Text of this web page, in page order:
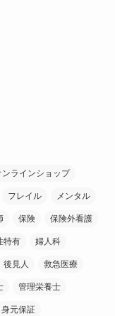
ンラインショップ
フレイル メンタル
保険 保険外看護
特有 婦人科
後見人 救急医療
管理栄養士
身元保証